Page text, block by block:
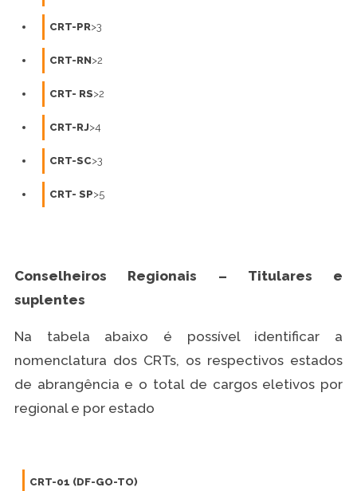
CRT-PR>3
CRT-RN>2
CRT- RS>2
CRT-RJ>4
CRT-SC>3
CRT- SP>5
Conselheiros Regionais – Titulares e
suplentes
Na tabela abaixo é possível identificar a
nomenclatura dos CRTs, os respectivos estados
de abrangência e o total de cargos eletivos por
regional e por estado
CRT-01 (DF-GO-TO)